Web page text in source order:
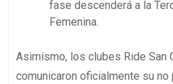
fase descenderá a la
Femenina.
Asimismo, los clubes Ride San
comunicaron oficialmente su no